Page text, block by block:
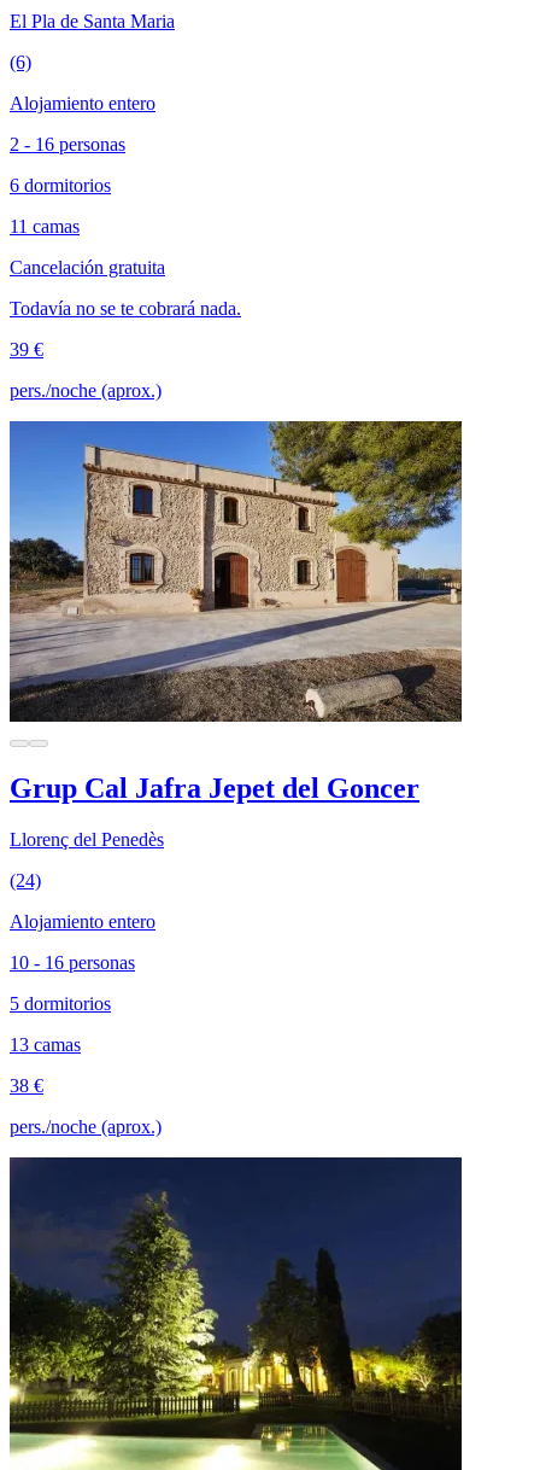
El Pla de Santa Maria
(6)
Alojamiento entero
2 - 16 personas
6 dormitorios
11 camas
Cancelación gratuita
Todavía no se te cobrará nada.
39 €
pers./noche (aprox.)
Grup Cal Jafra Jepet del Goncer
Llorenç del Penedès
(24)
Alojamiento entero
10 - 16 personas
5 dormitorios
13 camas
38 €
pers./noche (aprox.)